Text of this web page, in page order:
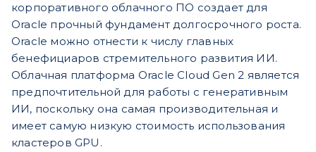
корпоративного облачного ПО создает для
Oracle прочный фундамент долгосрочного роста.
Oracle можно отнести к числу главных
бенефициаров стремительного развития ИИ.
Облачная платформа Oracle Cloud Gen 2 является
предпочтительной для работы с генеративным
ИИ, поскольку она самая производительная и
имеет самую низкую стоимость использования
кластеров GPU.